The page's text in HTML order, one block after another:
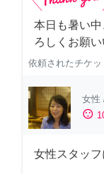
本日も暑い
ろしくお願い
依頼されたチケッ
女性
sentiment_satisfied
女性スタッ